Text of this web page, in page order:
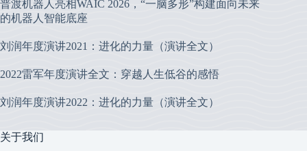
普渡机器人亮相WAIC 2026，“一脑多形”构建面向未来
的机器人智能底座
刘润年度演讲2021：进化的力量（演讲全文）
2022雷军年度演讲全文：穿越人生低谷的感悟
刘润年度演讲2022：进化的力量（演讲全文）
关于我们